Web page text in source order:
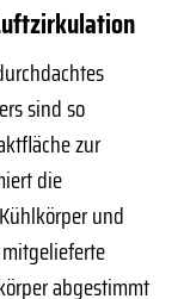
sind so
zur
die
und
abgestimmt